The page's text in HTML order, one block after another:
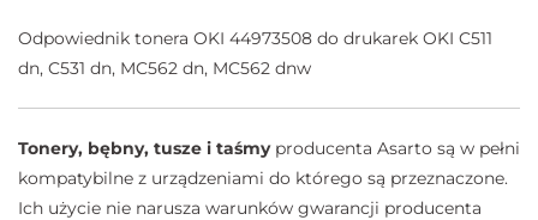
Odpowiednik tonera OKI 44973508 do drukarek OKI C511
dn, C531 dn, MC562 dn, MC562 dnw
Tonery, bębny, tusze i taśmyproducenta Asarto są w pełni
kompatybilne z urządzeniami do którego są przeznaczone.
Ich użycie nie narusza warunków gwarancji producenta